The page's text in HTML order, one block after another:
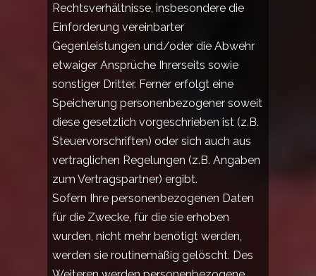
Rechtsverhältnisse, insbesondere die
Einforderung vereinbarter
Gegenleistungen und/oder die Abwehr
etwaiger Ansprüche Ihrerseits sowie
sonstiger Dritter. Ferner erfolgt eine
Speicherung personenbezogener soweit
diese gesetzlich vorgeschrieben ist (z.B.
Steuervorschriften) oder sich auch aus
vertraglichen Regelungen (z.B. Angaben
zum Vertragspartner) ergibt.
Sofern Ihre personenbezogenen Daten
für die Zwecke, für die sie erhoben
wurden, nicht mehr benötigt werden,
werden sie routinemäßig gelöscht. Des